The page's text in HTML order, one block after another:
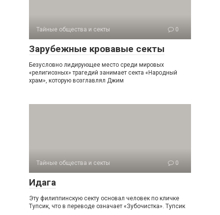
Тайные общества и секты 0
Зарубежные кровавые секты
Безусловно лидирующее место среди мировых
«религиозных» трагедий занимает секта «Народный
храм», которую возглавлял Джим
Тайные общества и секты 0
Идага
Эту филиппинскую секту основал человек по кличке
Тупсик, что в переводе означает «Зубочистка». Тупсик